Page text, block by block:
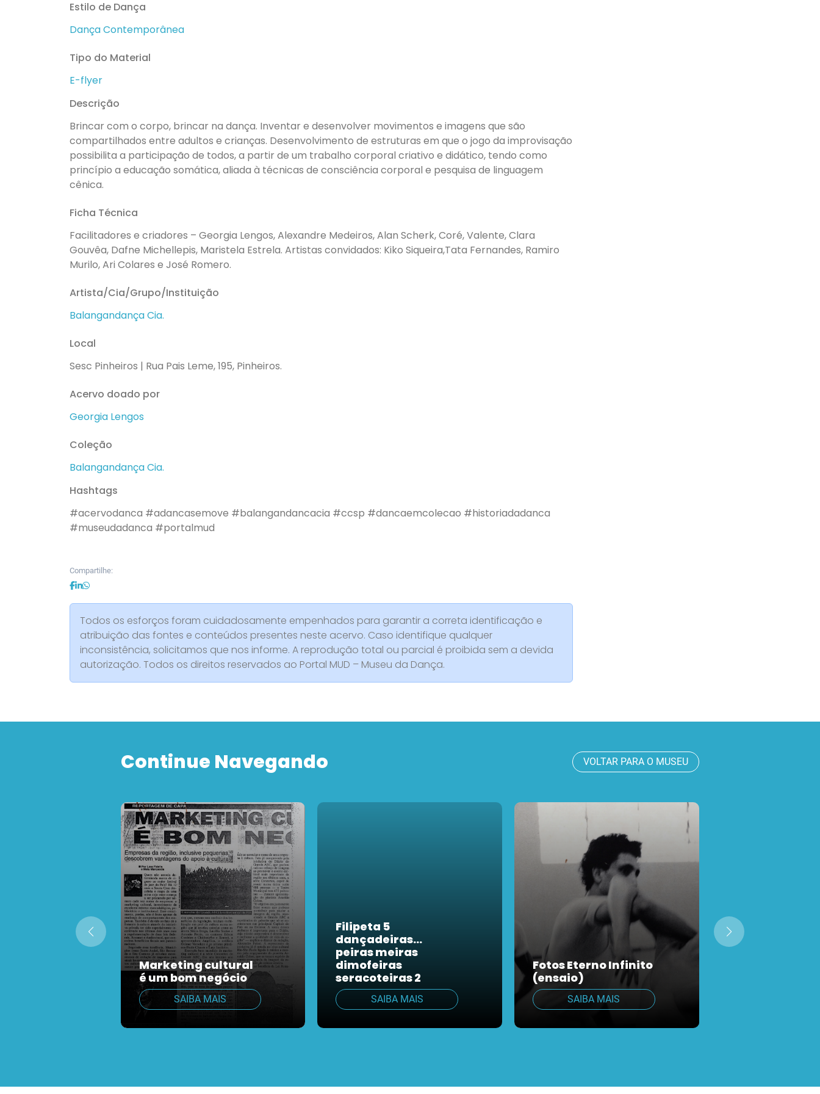
Estilo de Dança
Dança Contemporânea
Tipo do Material
E-flyer
Descrição
Brincar com o corpo, brincar na dança. Inventar e desenvolver movimentos e imagens que são
compartilhados entre adultos e crianças. Desenvolvimento de estruturas em que o jogo da improvisação
possibilita a participação de todos, a partir de um trabalho corporal criativo e didático, tendo como
princípio a educação somática, aliada à técnicas de consciência corporal e pesquisa de linguagem
cênica.
Ficha Técnica
Facilitadores e criadores – Georgia Lengos, Alexandre Medeiros, Alan Scherk, Coré, Valente, Clara
Gouvêa, Dafne Michellepis, Maristela Estrela. Artistas convidados: Kiko Siqueira,Tata Fernandes, Ramiro
Murilo, Ari Colares e José Romero.
Artista/Cia/Grupo/Instituição
Balangandança Cia.
Local
Sesc Pinheiros | Rua Pais Leme, 195, Pinheiros.
Acervo doado por
Georgia Lengos
Coleção
Balangandança Cia.
Hashtags
#acervodanca #adancasemove #balangandancacia #ccsp #dancaemcolecao #historiadadanca
#museudadanca #portalmud
Compartilhe:
Todos os esforços foram cuidadosamente empenhados para garantir a correta identificação e
atribuição das fontes e conteúdos presentes neste acervo. Caso identifique qualquer
inconsistência, solicitamos que nos informe. A reprodução total ou parcial é proibida sem a devida
autorização. Todos os direitos reservados ao Portal MUD – Museu da Dança.
Continue Navegando VOLTAR PARA O MUSEU
Marketing cultural
é um bom negócio
SAIBA MAIS
Filipeta 5
dançadeiras…
peiras meiras
dimofeiras
seracoteiras 2
SAIBA MAIS
Fotos Eterno Infinito
(ensaio)
SAIBA MAIS